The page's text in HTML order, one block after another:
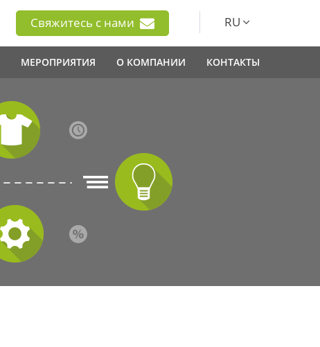
Свяжитесь с нами RU
МЕРОПРИЯТИЯ О КОМПАНИИ КОНТАКТЫ